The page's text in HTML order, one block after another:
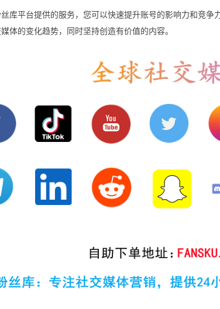
库平台提供的服务，您可以快速提升账号的影响力和竞
体的变化趋势，同时坚持创造有价值的内容。